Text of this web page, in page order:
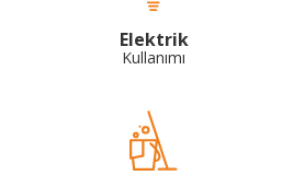
Elektrik
Kullanımı